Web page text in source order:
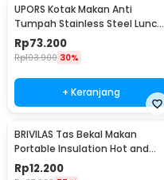
UPORS Kotak Makan Anti
Tumpah Stainless Steel Lunch
Box 3 Grid 1.3L - UP3
Rp73.200
Rp103.900 30%
+ Keranjang
BRIVILAS Tas Bekal Makan
Portable Insulation Hot and
Cold Lunch Bag - EI23
Rp12.200